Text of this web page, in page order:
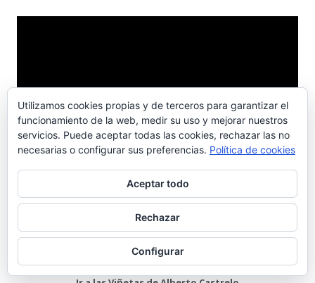
COÑAC PORTEÑO
Utilizamos cookies propias y de terceros para garantizar el
funcionamiento de la web, medir su uso y mejorar nuestros
servicios. Puede aceptar todas las cookies, rechazar las no
necesarias o configurar sus preferencias. Política de cookies
Aceptar todo
Rechazar
Configurar